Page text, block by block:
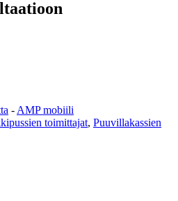
-AMP mobiili
toimittajat, Puuvillakassien